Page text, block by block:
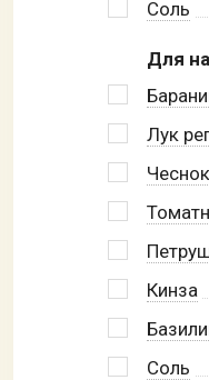
Соль
Для
Лук
Чеснок
Кинза
Соль